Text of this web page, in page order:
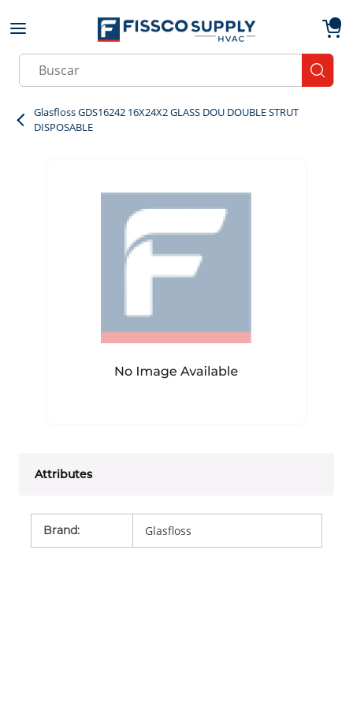
Skip to main content
Site Search
Glasfloss GDS16242 16X24X2 GLASS DOU DOUBLE STRUT
DISPOSABLE
Attributes
Brand: Glasfloss